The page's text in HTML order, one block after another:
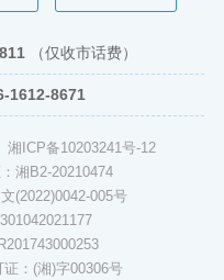
（仅收市话费）
1612-8671
湘ICP备10203241号-12
湘B2-20210474
(2022)0042-005号
：(湘)字00306号